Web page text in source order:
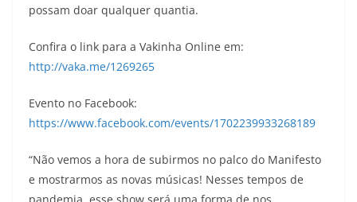
possam doar qualquer quantia.
Confira o link para a Vakinha Online em:
http://vaka.me/1269265
Evento no Facebook:
https://www.facebook.com/events/1702239933268189
“Não vemos a hora de subirmos no palco do Manifesto
e mostrarmos as novas músicas! Nesses tempos de
pandemia, esse show será uma forma de nos